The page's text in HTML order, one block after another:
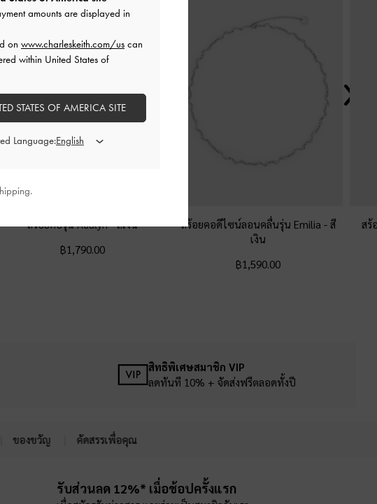
สร้อยคอรุ่น Adalyn-สีเงิน
฿1,790.00
สร้อยคอดีไซน์ลอนคลื่นรุ่น Emilia - สี
เงิน
฿1,590.00
สร้
สิทธิพิเศษสมาชิก VIP
ลดทันที 10% + จัดส่งฟรีตลอดทั้งปี
ของขวัญ คัดสรรเพื่อคุณ
รับส่วนลด 12%* เมื่อช้อปครั้งแรก
amounts are displayed in
on www.charleskeith.com/us can
within United States of
STATES OF AMERICA SITE
Language: